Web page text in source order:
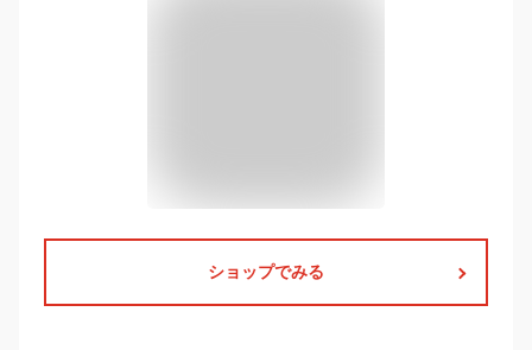
ショップでみる